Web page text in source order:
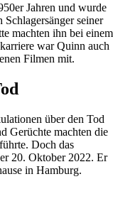
Jahren und wurde
seiner
machten ihn bei einem
war Quinn auch
Filmen mit.
über den Tod
Gerüchte machten die
Doch das
20. Oktober 2022. Er
in Hamburg.